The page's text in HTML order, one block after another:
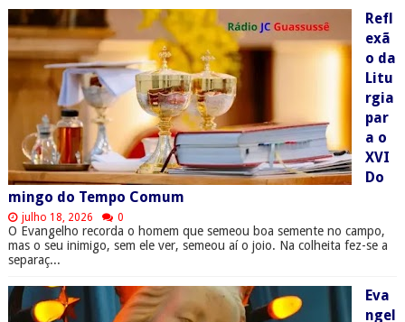
Refl
exã
o da
Litu
rgia
par
a o
XVI
Do
mingo do Tempo Comum
julho 18, 2026 0
O Evangelho recorda o homem que semeou boa semente no campo,
mas o seu inimigo, sem ele ver, semeou aí o joio. Na colheita fez-se a
separaç...
Eva
ngel